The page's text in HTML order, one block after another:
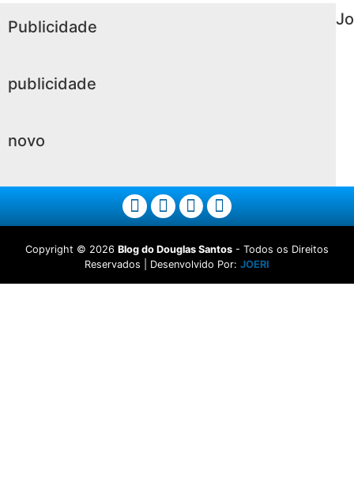
Publicidade
publicidade
novo
Jo
Copyright © 2026 Blog do Douglas Santos - Todos os Direitos
Reservados | Desenvolvido Por: JOERI